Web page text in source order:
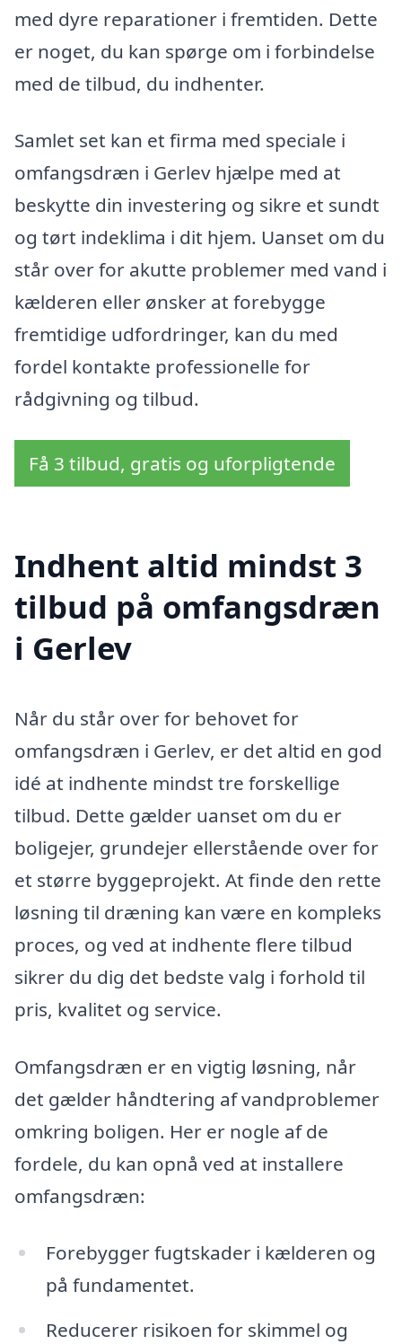
med dyre reparationer i fremtiden. Dette
er noget, du kan spørge om i forbindelse
med de tilbud, du indhenter.
Samlet set kan et firma med speciale i
omfangsdræn i Gerlev hjælpe med at
beskytte din investering og sikre et sundt
og tørt indeklima i dit hjem. Uanset om du
står over for akutte problemer med vand i
kælderen eller ønsker at forebygge
fremtidige udfordringer, kan du med
fordel kontakte professionelle for
rådgivning og tilbud.
Få 3 tilbud, gratis og uforpligtende
Indhent altid mindst 3
tilbud på omfangsdræn
i Gerlev
Når du står over for behovet for
omfangsdræn i Gerlev, er det altid en god
idé at indhente mindst tre forskellige
tilbud. Dette gælder uanset om du er
boligejer, grundejer ellerstående over for
et større byggeprojekt. At finde den rette
løsning til dræning kan være en kompleks
proces, og ved at indhente flere tilbud
sikrer du dig det bedste valg i forhold til
pris, kvalitet og service.
Omfangsdræn er en vigtig løsning, når
det gælder håndtering af vandproblemer
omkring boligen. Her er nogle af de
fordele, du kan opnå ved at installere
omfangsdræn:
Forebygger fugtskader i kælderen og
på fundamentet.
Reducerer risikoen for skimmel og